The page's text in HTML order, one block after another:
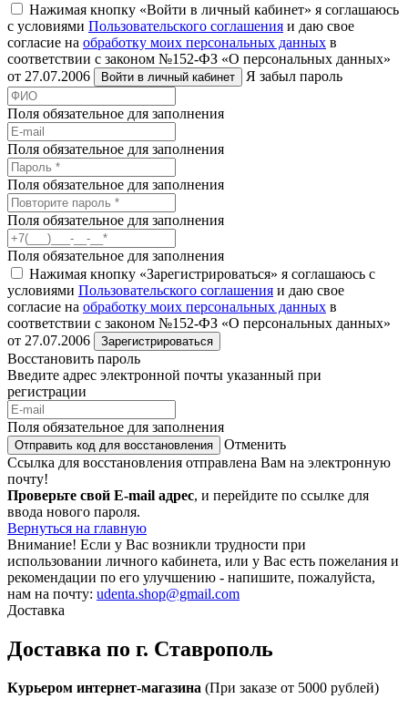
Нажимая кнопку «Войти в личный кабинет» я соглашаюсь
с условиями Пользовательского соглашения и даю свое
согласие на обработку моих персональных данных в
соответствии с законом №152-ФЗ «О персональных данных»
от 27.07.2006
Войти в личный кабинет Я забыл пароль
Поля обязательное для заполнения
Поля обязательное для заполнения
Поля обязательное для заполнения
Поля обязательное для заполнения
Поля обязательное для заполнения
Нажимая кнопку «Зарегистрироваться» я соглашаюсь с
условиями Пользовательского соглашения и даю свое
согласие на обработку моих персональных данных в
соответствии с законом №152-ФЗ «О персональных данных»
от 27.07.2006
Зарегистрироваться
Восстановить пароль
Введите адрес электронной почты указанный при
регистрации
Поля обязательное для заполнения
Отправить код для восстановления
Отменить
Ссылка для восстановления отправлена Вам на электронную
почту!
Проверьте свой E-mail адрес, и перейдите по ссылке для
ввода нового пароля.
Вернуться на главную
Внимание! Если у Вас возникли трудности при
использовании личного кабинета, или у Вас есть пожелания и
рекомендации по его улучшению - напишите, пожалуйста,
нам на почту: udenta.shop@gmail.com
Доставка
Доставка по г. Ставрополь
Курьером интернет-магазина (При заказе от 5000 рублей)